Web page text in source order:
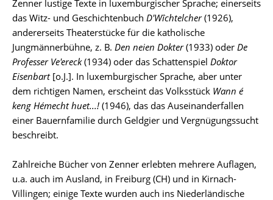
Zenner lustige Texte in luxemburgischer Sprache; einerseits
das Witz- und Geschichtenbuch D'Wîchtelcher(1926),
andererseits Theaterstücke für die katholische
Jungmännerbühne, z. B. Den neien Dokter(1933) oder De
Professer Ve'ereck(1934) oder das Schattenspiel Doktor
Eisenbart[o.J.]. In luxemburgischer Sprache, aber unter
dem richtigen Namen, erscheint das Volksstück Wann é
keng Hémecht huet...! (1946), das das Auseinanderfallen
einer Bauernfamilie durch Geldgier und Vergnügungssucht
beschreibt.
Zahlreiche Bücher von Zenner erlebten mehrere Auflagen,
u.a. auch im Ausland, in Freiburg (CH) und in Kirnach-
Villingen; einige Texte wurden auch ins Niederländische